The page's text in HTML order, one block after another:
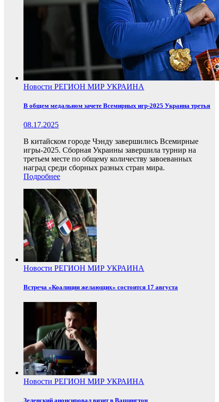
Новости РЕГИОН МИР УКРАИНА
В общем медальном зачете Всемирных игр-2025 Украина третья
08.17.2025
В китайском городе Чэнду завершились Всемирные
игры-2025. Сборная Украины завершила турнир на
третьем месте по общему количеству завоеванных
наград среди сборных разных стран мира.
Подробнее
Новости РЕГИОН МИР УКРАИНА
Встреча «Коалиции желающих» состоится 17 августа
Новости РЕГИОН МИР УКРАИНА
Зеленский анонсировал визит в Вашингтон